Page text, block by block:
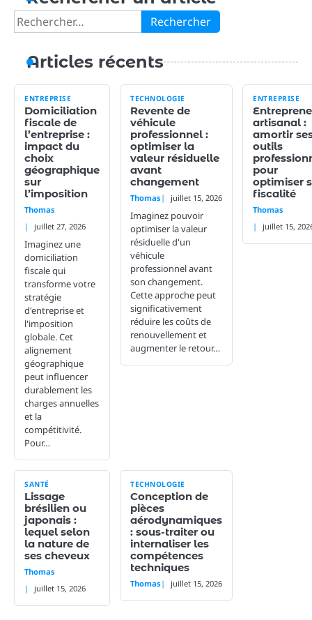
articles
Rechercher :
Articles récents
ENTREPRISE
Domiciliation
fiscale de
l’entreprise :
impact du
choix
géographique
sur
l’imposition
Thomas
juillet 27, 2026
Imaginez une
domiciliation
fiscale qui
transforme votre
stratégie
d'entreprise et
l'imposition
globale. Cet
alignement
géographique
peut influencer
durablement les
charges annuelles
et la
compétitivité.
Pour…
TECHNOLOGIE
Revente de
véhicule
professionnel :
optimiser la
valeur résiduelle
avant
changement
Thomas juillet 15, 2026
Imaginez pouvoir
optimiser la valeur
résiduelle d'un
véhicule
professionnel avant
son changement.
Cette approche peut
significativement
réduire les coûts de
renouvellement et
augmenter le retour…
ENTREPRISE
artisanal :
amortir
outils
pour
optimiser
fiscalité
Thomas
juillet 15,
SANTÉ
Lissage
brésilien ou
japonais :
lequel selon
la nature de
ses cheveux
Thomas
juillet 15, 2026
TECHNOLOGIE
Conception de
pièces
aérodynamiques
: sous-traiter ou
internaliser les
compétences
techniques
Thomas juillet 15, 2026